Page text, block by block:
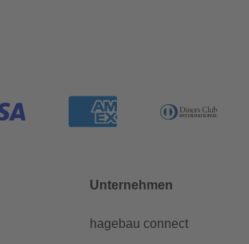
Unternehmen
hagebau connect